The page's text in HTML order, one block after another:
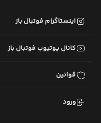
اینستاگرام فوتبال باز
کانال یوتیوب فوتبال باز
قوانین
ورود